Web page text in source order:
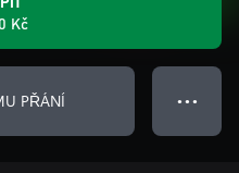
Kč
PŘÁNÍ ● ● ●